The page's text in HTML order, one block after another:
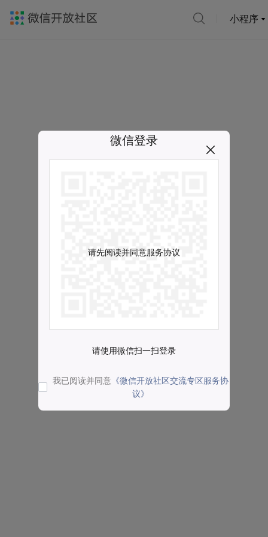
小程序
微信登录
请先阅读并同意服务协议
请使用微信扫一扫登录
我已阅读并同意 《微信开放社区交流专区服务协
议》